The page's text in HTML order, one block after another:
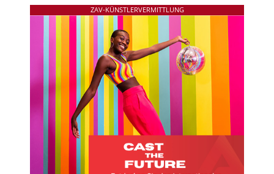
ZAV-KÜNSTLERVERMITTLUNG